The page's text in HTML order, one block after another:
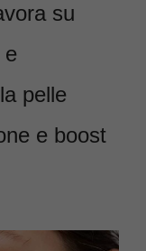
su
e
pelle
e boost